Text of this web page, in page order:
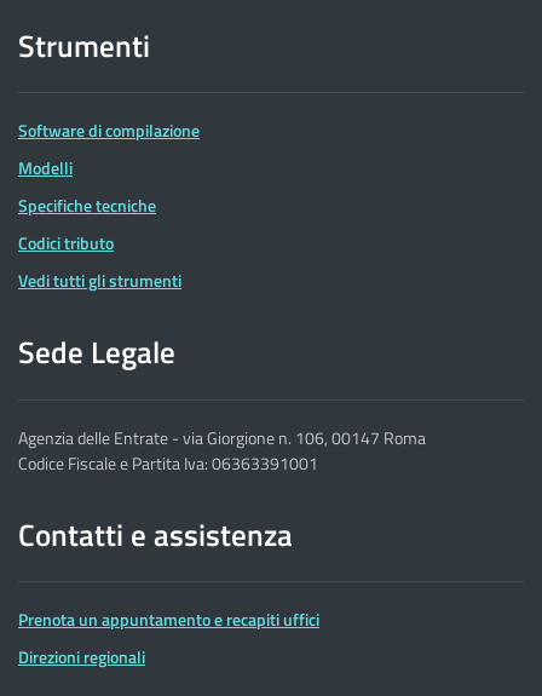
Strumenti
Software di compilazione
Modelli
Specifiche tecniche
Codici tributo
Vedi tutti gli strumenti
Sede Legale
Agenzia delle Entrate - via Giorgione n. 106, 00147 Roma
Codice Fiscale e Partita Iva: 06363391001
Contatti e assistenza
Prenota un appuntamento e recapiti uffici
Direzioni regionali